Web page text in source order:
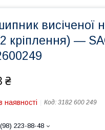
висіченої
кріплення) —
₴
наявності Код: 3182 600 249
223-88-48